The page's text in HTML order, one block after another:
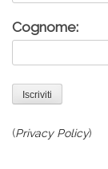
Cognome:
(Privacy Policy)